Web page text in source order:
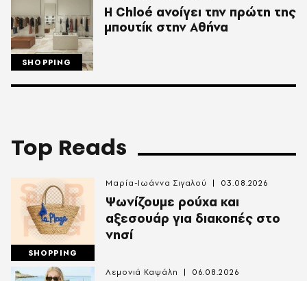
SHOPPING
Η Chloé ανοίγει την πρώτη της
μπουτίκ στην Αθήνα
Top Reads
SHOPPING
Ψωνίζουμε ρούχα και
αξεσουάρ για διακοπές στο
νησί
Μαρία-Ιωάννα Σιγαλού 03.08.2026
Λεμονιά Καψάλη 06.08.2026